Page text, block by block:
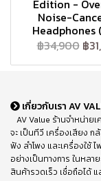
Edition -
Noise-
Headphones
฿34,900 ฿
เกี่ยวกับเรา AV
AV Value ร้านจำหน่าย
จะ เป็นทีวี เครื่องเสียง
ฟัง ลำโพง และเครื่องใช้
อย่างเป็นทางการ ในหล
สินค้ารวดเร็ว เชื่อถือได้